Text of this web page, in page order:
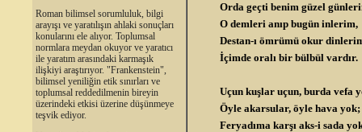
Roman bilimsel sorumluluk, bilgi
arayışı ve yaratılışın ahlaki sonuçları
konularını ele alıyor. Toplumsal
normlara meydan okuyor ve yaratıcı
ile yaratım arasındaki karmaşık
ilişkiyi araştırıyor. "Frankenstein",
bilimsel yeniliğin etik sınırları ve
toplumsal reddedilmenin bireyin
üzerindeki etkisi üzerine düşünmeye
teşvik ediyor.
Orda geçti benim güzel
O demleri anıp bugün inlerim,
Destan-ı ömrümü okur
İçimde oralı bir bülbül vardır.
Uçun kuşlar uçun, burda vefa
Öyle akarsular, öyle hava yok;
Feryadıma karşı aks-i sada